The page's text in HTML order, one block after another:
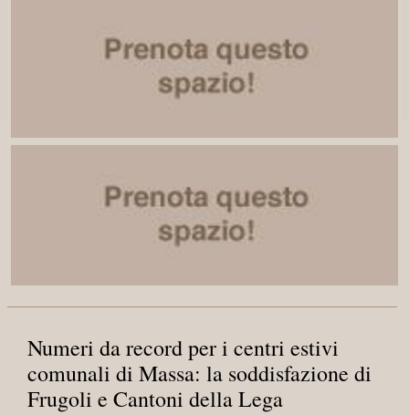
Numeri da record per i centri estivi
comunali di Massa: la soddisfazione di
Frugoli e Cantoni della Lega